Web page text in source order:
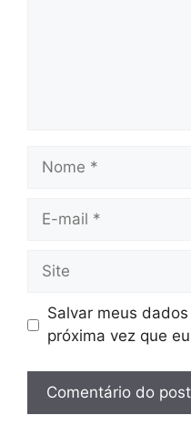
Nome
Site
Salvar meus
próxima vez que